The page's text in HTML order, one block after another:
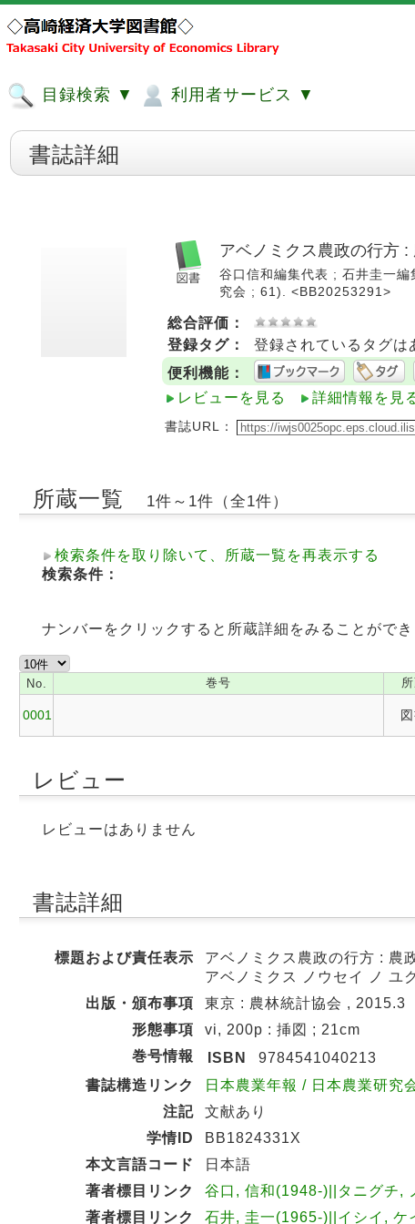
目録検索 ▼ 利用者サービス ▼
書誌詳細
アベノミクス農政の行方
谷口信和編集代表 ; 石井圭一
究会 ; 61). <BB20253291>
総合評価：
登録タグ：
登録されているタグは
便利機能：
レビューを見る
詳細情報を見
書誌URL：
所蔵一覧 1件～1件（全1件）
検索条件を取り除いて、所蔵一覧を再表示する
検索条件：
ナンバーをクリックすると所蔵詳細をみることができ
No. 巻号
0001
レビュー
レビューはありません
書誌詳細
標題および責任表示
アベノミクス農政の行方 : 農
アベノミクス ノウセイ ノ ユ
出版・頒布事項
東京 : 農林統計協会 , 2015.3
形態事項
vi, 200p : 挿図 ; 21cm
巻号情報
ISBN
9784541040213
書誌構造リンク
日本農業年報 / 日本農業研
注記
文献あり
学情ID
BB1824331X
本文言語コード
日本語
著者標目リンク
谷口, 信和(1948-)||タニグチ,
著者標目リンク
石井, 圭一(1965-)||イシイ,